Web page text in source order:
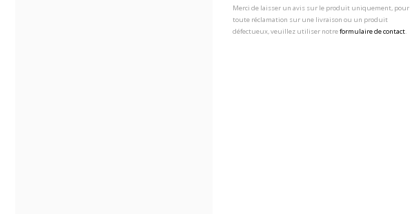
Merci de laisser un avis sur le produit uniquement, pour
toute réclamation sur une livraison ou un produit
défectueux, veuillez utiliser notreformulaire de contact.